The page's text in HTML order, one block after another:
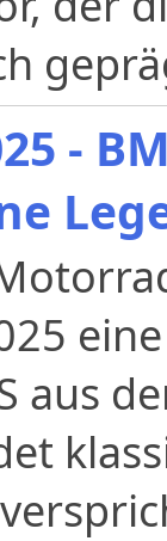
-
aus